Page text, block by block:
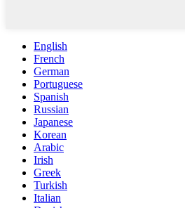
English
French
German
Portuguese
Spanish
Russian
Japanese
Korean
Arabic
Irish
Greek
Turkish
Italian